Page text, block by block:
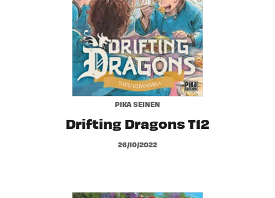
PIKA SEINEN
Drifting Dragons T12
26/10/2022